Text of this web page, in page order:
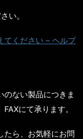
い。
てください – ヘルプ
のない製品につきま
にて承ります。
たら、お気軽にお問